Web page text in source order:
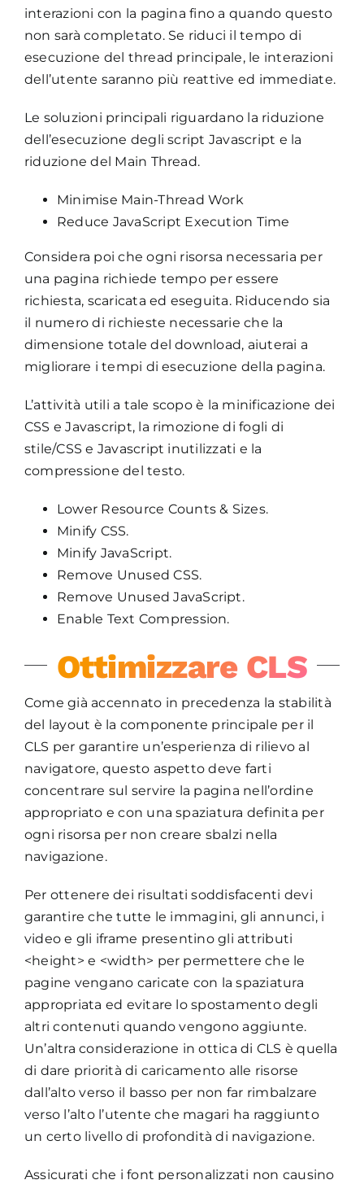
interazioni con la pagina fino a quando questo
non sarà completato. Se riduci il tempo di
esecuzione del thread principale, le interazioni
dell’utente saranno più reattive ed immediate.
Le soluzioni principali riguardano la riduzione
dell’esecuzione degli script Javascript e la
riduzione del Main Thread.
Minimise Main-Thread Work
Reduce JavaScript Execution Time
Considera poi che ogni risorsa necessaria per
una pagina richiede tempo per essere
richiesta, scaricata ed eseguita. Riducendo sia
il numero di richieste necessarie che la
dimensione totale del download, aiuterai a
migliorare i tempi di esecuzione della pagina.
L’attività utili a tale scopo è la minificazione dei
CSS e Javascript, la rimozione di fogli di
stile/CSS e Javascript inutilizzati e la
compressione del testo.
Lower Resource Counts & Sizes.
Minify CSS.
Minify JavaScript.
Remove Unused CSS.
Remove Unused JavaScript.
Enable Text Compression.
Ottimizzare CLS
Come già accennato in precedenza la stabilità
del layout è la componente principale per il
CLS per garantire un’esperienza di rilievo al
navigatore, questo aspetto deve farti
concentrare sul servire la pagina nell’ordine
appropriato e con una spaziatura definita per
ogni risorsa per non creare sbalzi nella
navigazione.
Per ottenere dei risultati soddisfacenti devi
garantire che tutte le immagini, gli annunci, i
video e gli iframe presentino gli attributi
<height> e <width> per permettere che le
pagine vengano caricate con la spaziatura
appropriata ed evitare lo spostamento degli
altri contenuti quando vengono aggiunte.
Un’altra considerazione in ottica di CLS è quella
di dare priorità di caricamento alle risorse
dall’alto verso il basso per non far rimbalzare
verso l’alto l’utente che magari ha raggiunto
un certo livello di profondità di navigazione.
Assicurati che i font personalizzati non causino